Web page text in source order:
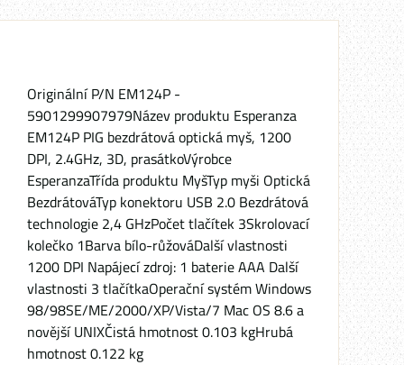
Originální P/N EM124P -
5901299907979Název produktu Esperanza
EM124P PIG bezdrátová optická myš, 1200
DPI, 2.4GHz, 3D, prasátkoVýrobce
EsperanzaTřída produktu MyšTyp myši Optická
BezdrátováTyp konektoru USB 2.0 Bezdrátová
technologie 2,4 GHzPočet tlačítek 3Skrolovací
kolečko 1Barva bílo-růžováDalší vlastnosti
1200 DPI Napájecí zdroj: 1 baterie AAA Další
vlastnosti 3 tlačítkaOperační systém Windows
98/98SE/ME/2000/XP/Vista/7 Mac OS 8.6 a
novější UNIXČistá hmotnost 0.103 kgHrubá
hmotnost 0.122 kg